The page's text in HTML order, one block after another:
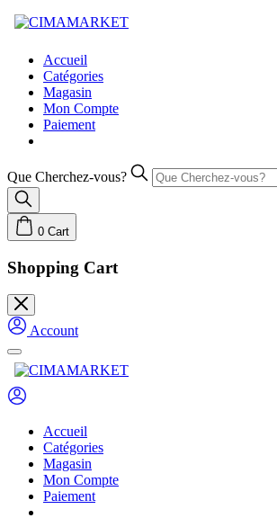
Skip
to
Accueil
Catégories
Magasin
Mon Compte
Paiement
Que Cherchez-vous?
0 Cart
Shopping Cart
Account
Accueil
Catégories
Magasin
Mon Compte
Paiement